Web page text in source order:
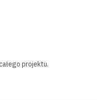
projektu.